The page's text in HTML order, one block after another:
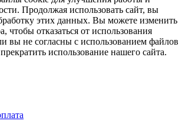
Продолжая использовать сайт, вы
этих данных. Вы можете изменить
чтобы отказаться от использования
вы не согласны с использованием файлов
использование нашего сайта.